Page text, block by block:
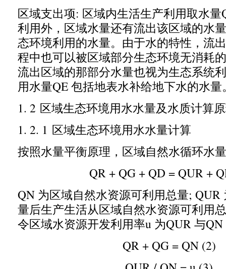
区域支出项: 区域内生活生产利用取水量
利用外 ， 区域水量还有流出该区域的水
态环境利用的水量。由于水的特性 ， 流
程中也可以被区域部分生态环境无消耗
流出区域的那部分水量也视为生态系统
用水量QE包括地表水补给地下水的水量
1. 2 区域生态环境用水水量及水质计算
1. 2. 1 区域生态环境用水水量计算
按照水量平衡原理 ， 区域自然水循环水
QR + QG + QD = QUR +
QN 为区域自然水资源可利用总量; QUR
量后生产生活从区域自然水资源可利用
令区域水资源开发利用率u 为QUR与QN
QR + QG = QN (2)